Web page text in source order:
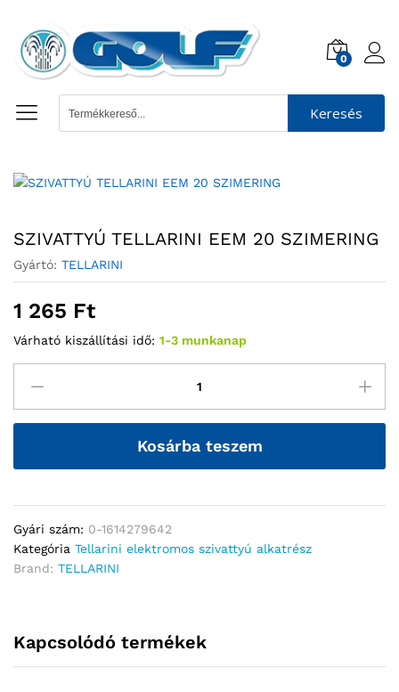
0
Keresés
SZIVATTYÚ TELLARINI EEM 20 SZIMERING
Gyártó: TELLARINI
1 265 Ft
Várható kiszállítási idő: 1-3 munkanap
Kosárba teszem
Gyári szám: 0-1614279642
Kategória Tellarini elektromos szivattyú alkatrész
Brand: TELLARINI
Kapcsolódó termékek